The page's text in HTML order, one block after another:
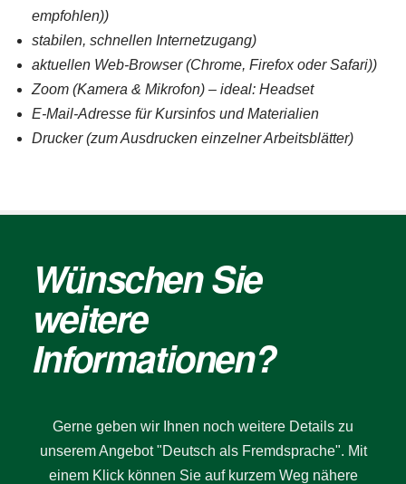
empfohlen))
stabilen, schnellen Internetzugang)
aktuellen Web-Browser (Chrome, Firefox oder Safari))
Zoom (Kamera & Mikrofon) – ideal: Headset
E-Mail-Adresse für Kursinfos und Materialien
Drucker (zum Ausdrucken einzelner Arbeitsblätter)
Wünschen Sie
weitere
Informationen?
Gerne geben wir Ihnen noch weitere Details zu
unserem Angebot "Deutsch als Fremdsprache". Mit
einem Klick können Sie auf kurzem Weg nähere